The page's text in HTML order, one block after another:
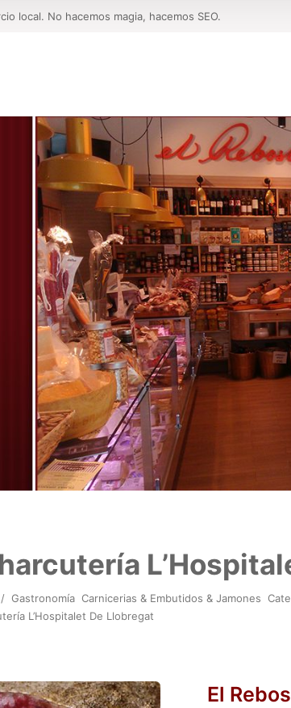
local. No hacemos magia, hacemos SEO.
/ Gastronomía Carnicerias & Embutidos & Jamones
L’Hospitalet De Llobregat
El